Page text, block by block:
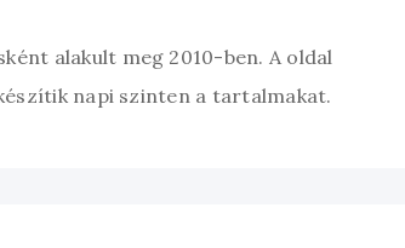
alakult meg 2010-ben. A oldal
napi szinten a tartalmakat.